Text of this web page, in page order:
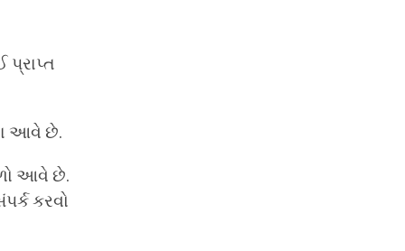
પ્રાપ્ત
આવે છે.
આવે છે.
કરવો